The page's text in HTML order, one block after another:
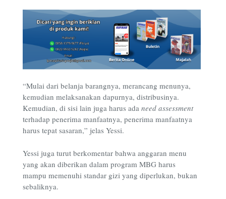
“Mulai dari belanja barangnya, merancang menunya,
kemudian melaksanakan dapurnya, distribusinya.
Kemudian, di sisi lain juga harus ada need assessment
terhadap penerima manfaatnya, penerima manfaatnya
harus tepat sasaran,” jelas Yessi.
Yessi juga turut berkomentar bahwa anggaran menu
yang akan diberikan dalam program MBG harus
mampu memenuhi standar gizi yang diperlukan, bukan
sebaliknya.